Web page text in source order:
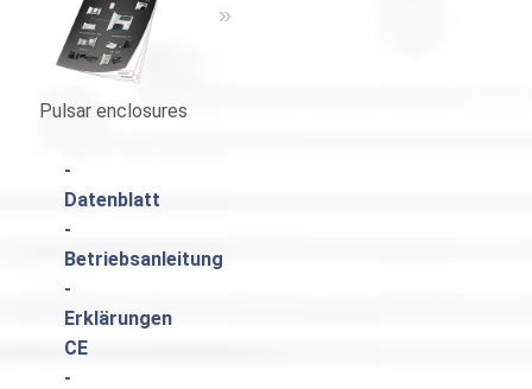
Pulsar enclosures
»
-
Datenblatt
-
Betriebsanleitung
-
Erklärungen
CE
-